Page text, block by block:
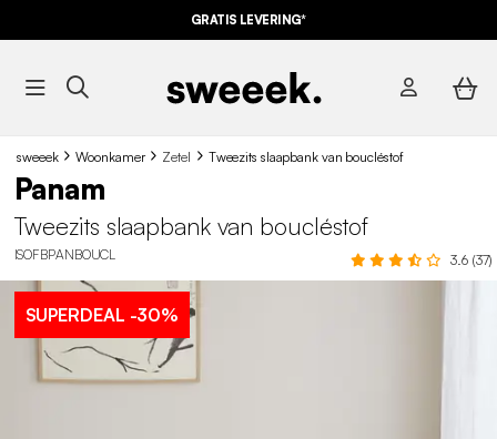
GRATIS LEVERING*
sweeek Woonkamer Zetel Tweezits slaapbank van boucléstof
Panam
Tweezits slaapbank van boucléstof
ISOFBPANBOUCL 3.6 (37)
SUPERDEAL -30%